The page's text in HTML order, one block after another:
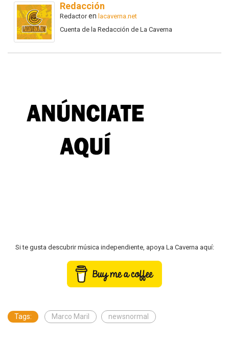
Redacción
Redactoren lacaverna.net
Cuenta de la Redacción de La Caverna
Si te gusta descubrir música independiente, apoya La Caverna aquí:
Tags: Marco Maril newsnormal